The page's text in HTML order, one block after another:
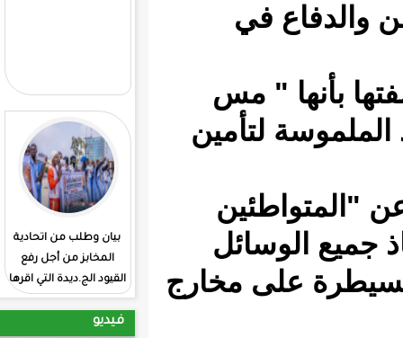
بيان وطلب من اتحادية
المخابز من أجل رفع
القيود الج.ديدة التي اقرها
المقرر الجديد الحكومي
إطلاق سراح الموريتانيين
المحتجزين في مالي
مس
مخارج